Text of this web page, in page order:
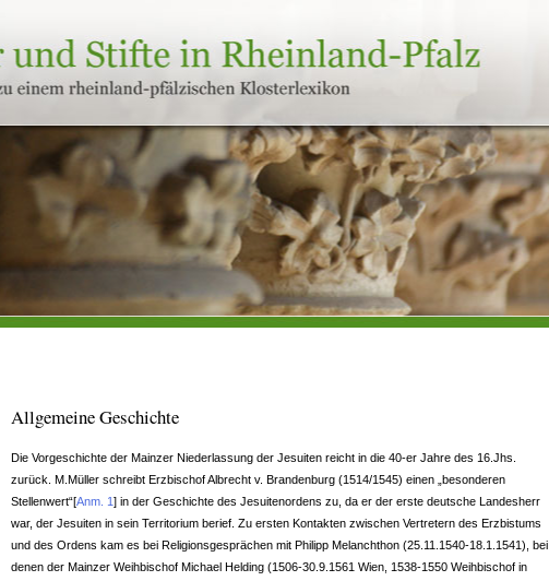
Allgemeine Geschichte
Die Vorgeschichte der Mainzer Niederlassung der Jesuiten reicht in die 40-er Jahre des 16.Jhs.
zurück. M.Müller schreibt Erzbischof Albrecht v. Brandenburg (1514/1545) einen „besonderen
Stellenwert“[Anm. 1] in der Geschichte des Jesuitenordens zu, da er der erste deutsche Landesherr
war, der Jesuiten in sein Territorium berief. Zu ersten Kontakten zwischen Vertretern des Erzbistums
und des Ordens kam es bei Religionsgesprächen mit Philipp Melanchthon (25.11.1540-18.1.1541), bei
denen der Mainzer Weihbischof Michael Helding (1506-30.9.1561 Wien, 1538-1550 Weihbischof in